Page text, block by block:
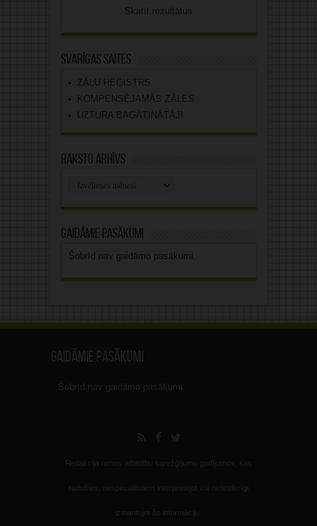
Skatīt rezultātus
Svarīgas saites
ZĀĻU REĢISTRS
KOMPENSĒJAMĀS ZĀLES
UZTURA BAGĀTINĀTĀJI
Rakstu arhīvs
Gaidāmie pasākumi
Šobrīd nav gaidāmo pasākumi.
Gaidāmie pasākumi
Šobrīd nav gaidāmo pasākumi.
Redakcija nenes atbildību sarežģījumu gadījumos, kas